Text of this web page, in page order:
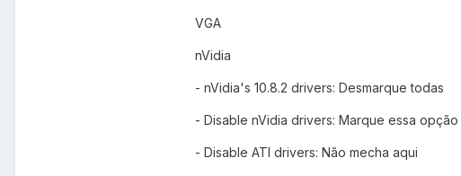
VGA
nVidia
- nVidia's 10.8.2 drivers: Desmarque todas
- Disable nVidia drivers: Marque essa opção
- Disable ATI drivers: Não mecha aqui